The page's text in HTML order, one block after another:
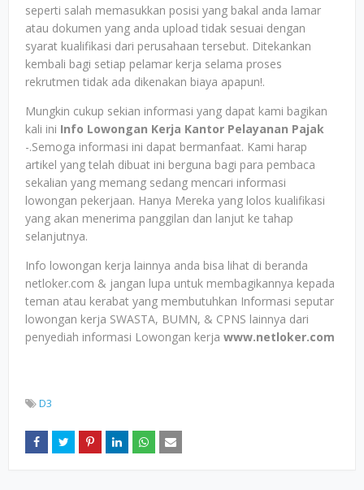
seperti salah memasukkan posisi yang bakal anda lamar
atau dokumen yang anda upload tidak sesuai dengan
syarat kualifikasi dari perusahaan tersebut. Ditekankan
kembali bagi setiap pelamar kerja selama proses
rekrutmen tidak ada dikenakan biaya apapun!.
Mungkin cukup sekian informasi yang dapat kami bagikan
kali ini Info Lowongan Kerja Kantor Pelayanan Pajak
-.Semoga informasi ini dapat bermanfaat. Kami harap
artikel yang telah dibuat ini berguna bagi para pembaca
sekalian yang memang sedang mencari informasi
lowongan pekerjaan. Hanya Mereka yang lolos kualifikasi
yang akan menerima panggilan dan lanjut ke tahap
selanjutnya.
Info lowongan kerja lainnya anda bisa lihat di beranda
netloker.com & jangan lupa untuk membagikannya kepada
teman atau kerabat yang membutuhkan Informasi seputar
lowongan kerja SWASTA, BUMN, & CPNS lainnya dari
penyediah informasi Lowongan kerja www.netloker.com
D3